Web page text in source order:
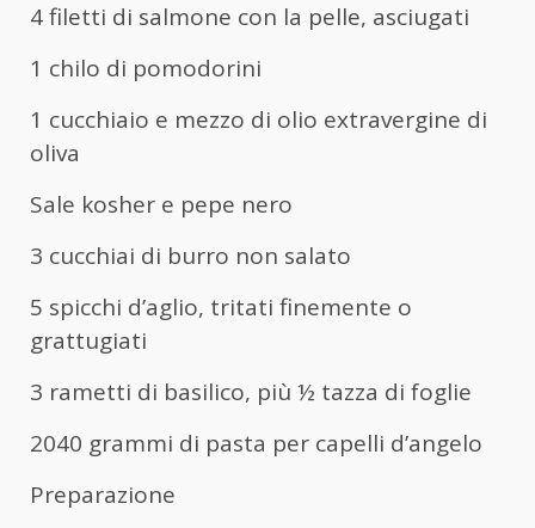
4 filetti di salmone con la pelle, asciugati
1 chilo di pomodorini
1 cucchiaio e mezzo di olio extravergine di
oliva
Sale kosher e pepe nero
3 cucchiai di burro non salato
5 spicchi d’aglio, tritati finemente o
grattugiati
3 rametti di basilico, più ½ tazza di foglie
2040 grammi di pasta per capelli d’angelo
Preparazione